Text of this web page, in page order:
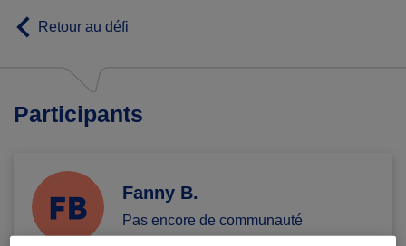
Retour au défi
Participants
Fanny B.
Pas encore de communauté